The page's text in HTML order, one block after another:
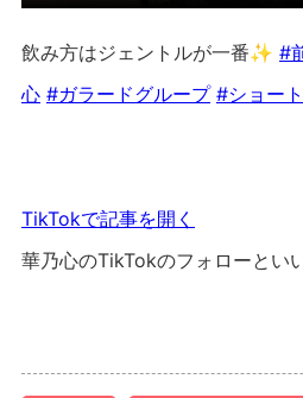
飲み方はジェントルが一番✨ #
心 #ガラードグループ #ショー
TikTokで記事を開く
華乃心のTikTokのフォローとい